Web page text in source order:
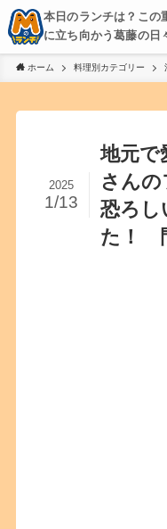
本日のランチは？この
に立ち向かう葛藤の日
京都・神戸を中心とし
き、飲み歩きを綴る。
ホーム 料理別カテゴリー
地元で
さん
恐ろし
た！
2025
1/13